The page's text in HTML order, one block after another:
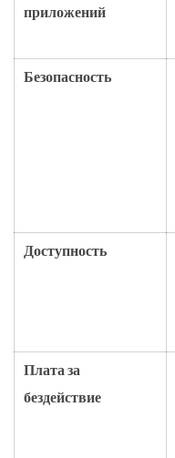
приложений
Безопасность
Доступность
Плата за
бездействие